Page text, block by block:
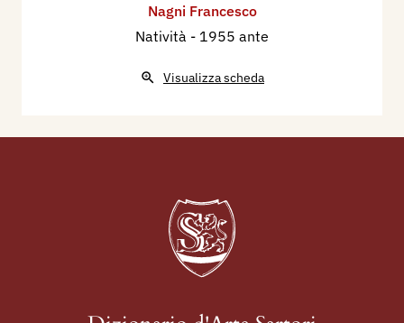
Nagni Francesco
Natività - 1955 ante
Visualizza scheda